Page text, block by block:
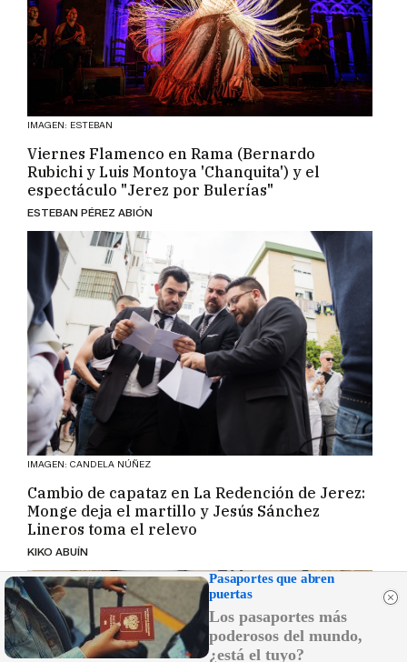
IMAGEN: ESTEBAN
Viernes Flamenco en Rama (Bernardo
Rubichi y Luis Montoya 'Chanquita') y el
espectáculo "Jerez por Bulerías"
ESTEBAN PÉREZ ABIÓN
IMAGEN: CANDELA NÚÑEZ
Cambio de capataz en La Redención de Jerez:
Monge deja el martillo y Jesús Sánchez
Lineros toma el relevo
KIKO ABUÍN
Pasaportes que abren
puertas
Los pasaportes más
poderosos del mundo,
¿está el tuyo?